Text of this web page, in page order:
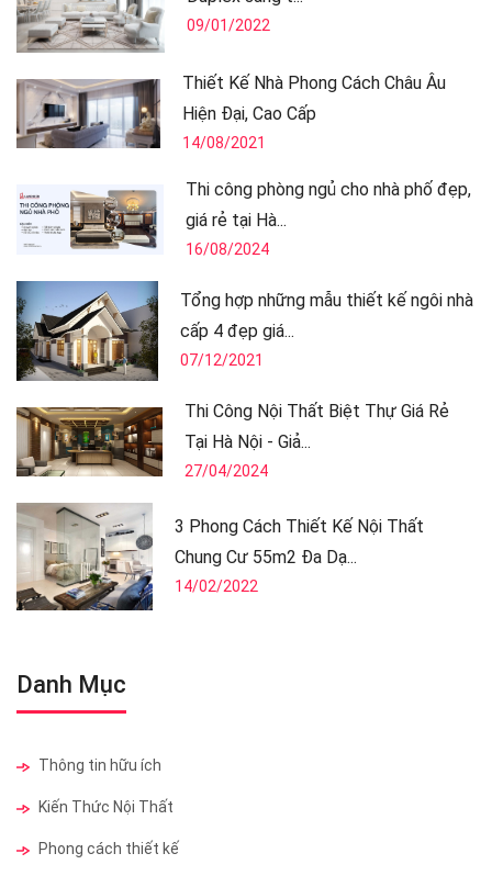
09/01/2022
Thiết Kế Nhà Phong Cách Châu Âu
Hiện Đại, Cao Cấp
14/08/2021
Thi công phòng ngủ cho nhà phố đẹp,
giá rẻ tại Hà...
16/08/2024
Tổng hợp những mẫu thiết kế ngôi nhà
cấp 4 đẹp giá...
07/12/2021
Thi Công Nội Thất Biệt Thự Giá Rẻ
Tại Hà Nội - Giả...
27/04/2024
3 Phong Cách Thiết Kế Nội Thất
Chung Cư 55m2 Đa Dạ...
14/02/2022
Danh Mục
Thông tin hữu ích
Kiến Thức Nội Thất
Phong cách thiết kế